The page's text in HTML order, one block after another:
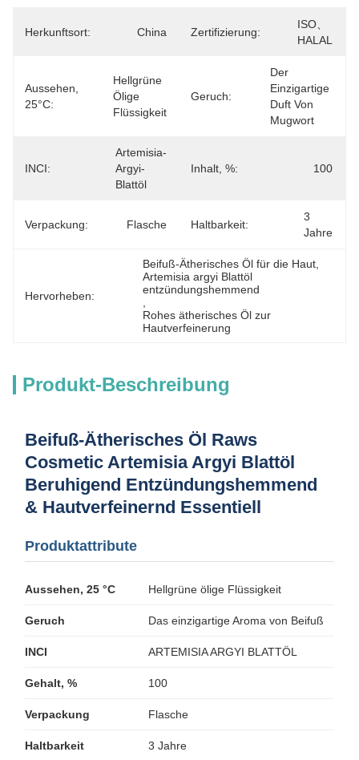
Herkunftsort: China Zertifizierung:
ISO、
HALAL
Aussehen,
25°C:
Hellgrüne
Ölige
Flüssigkeit
Geruch:
Der
Einzigartige
Duft Von
Mugwort
INCI:
Artemisia-
Argyi-
Blattöl
Inhalt, %: 100
Verpackung: Flasche Haltbarkeit:
3
Jahre
Hervorheben:
Beifuß-Ätherisches Öl für die Haut
Artemisia argyi Blattöl
entzündungshemmend
Rohes ätherisches Öl zur
Hautverfeinerung
Produkt-Beschreibung
Beifuß-Ätherisches Öl Raws
Cosmetic Artemisia Argyi Blattöl
Beruhigend Entzündungshemmend
& Hautverfeinernd Essentiell
Produktattribute
Aussehen, 25 °C Hellgrüne ölige Flüssigkeit
Geruch Das einzigartige Aroma von Beifuß
INCI ARTEMISIA ARGYI BLATTÖL
Gehalt, % 100
Verpackung Flasche
Haltbarkeit 3 Jahre